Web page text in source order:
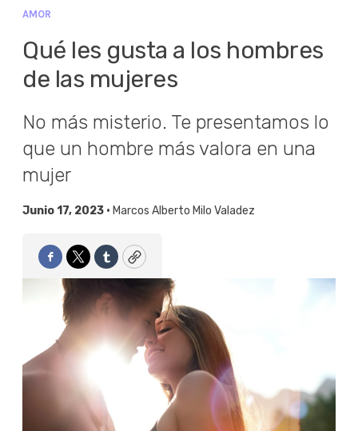
AMOR
Qué les gusta a los hombres
de las mujeres
No más misterio. Te presentamos lo
que un hombre más valora en una
mujer
Junio 17, 2023 • Marcos Alberto Milo Valadez
Facebook
TwitterTumblrCopy